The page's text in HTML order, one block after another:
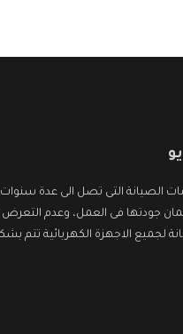
الصيانة التى تصل الى عدة
جودتها فى العمل، وعدم
لجميع الاجهزة الكهربائية تتم